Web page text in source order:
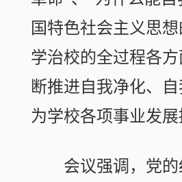
国特色社会主义思
学治校的全过程各
断推进自我净化、
为学校各项事业发展
会议强调，党